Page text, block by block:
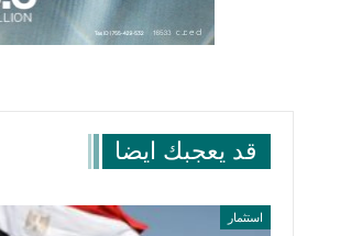
قد يعجبك ايضا
استثمار